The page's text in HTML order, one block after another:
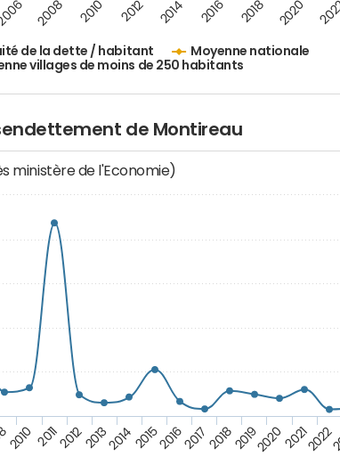
de la dette / habitant
Moyenne nationale
villages de moins de 250 habitants
2008 2010 2012 2014 2016 2018 2020
de Montireau
ministère de l'Economie)
2010 201120122013201420152016201720182019202020212022